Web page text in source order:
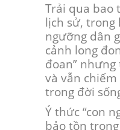
Trải qua bao
lịch sử, trong
ngưỡng dân
cảnh long
đoan”
và vẫn
trong đời
Ý thức “con
bảo tồn